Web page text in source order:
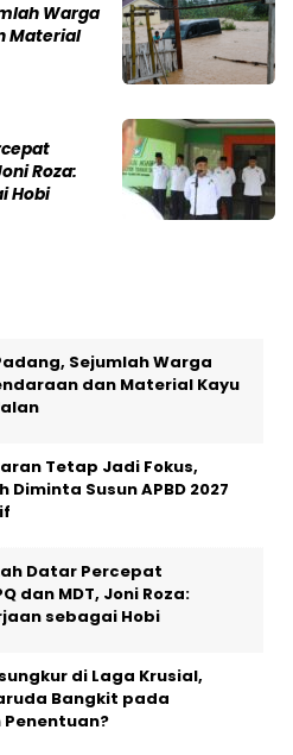
Warga
Material
Roza:
Hobi
Sejumlah Warga
dan Material Kayu
Tetap Jadi Fokus,
Diminta Susun APBD 2027
Datar Percepat
dan MDT, Joni Roza:
sebagai Hobi
di Laga Krusial,
Bangkit pada